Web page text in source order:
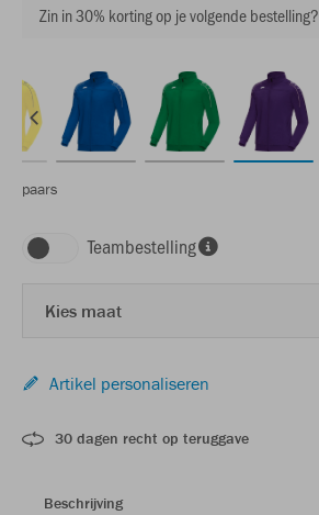
Zin in 30% korting op je volgende bestelling?
paars
Teambestelling
Kies maat
Artikel personaliseren
30 dagen recht op teruggave
Beschrijving